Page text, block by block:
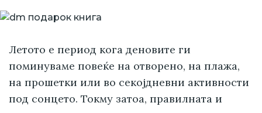
Летото е период кога деновите ги
поминуваме повеќе на отворено, на плажа,
на прошетки или во секојдневни активности
под сонцето. Токму затоа, правилната и